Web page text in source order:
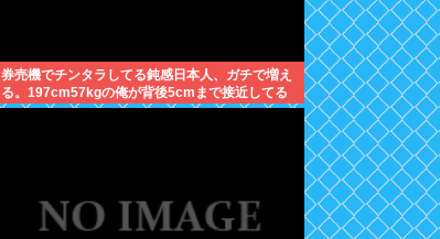
券売機でチンタラしてる鈍感日本人、ガチで増え
る。197cm57kgの俺が背後5cmまで接近してる
のに急ぎもしない件。